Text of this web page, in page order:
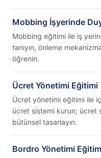
Mobbing İşyerinde
Mobbing eğitimi ile iş
tanıyın, önleme
öğrenin.
Ücret Yönetimi Eğitimi
Ücret yönetimi eğitimi ile
ücret sistemi kurun; ücret
bütünsel tasarlayın.
Bordro Yönetimi